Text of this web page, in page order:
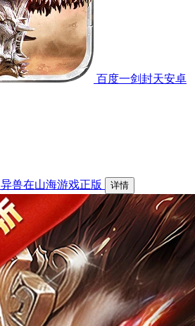
百度一剑封天安卓
异兽在山海游戏正版 详情